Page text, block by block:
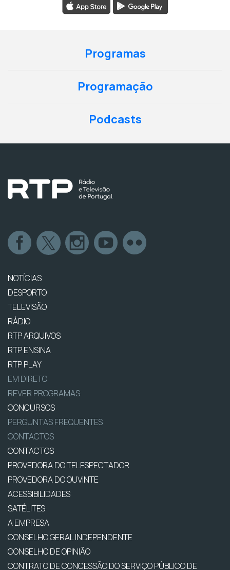
Programas
Programação
Podcasts
NOTÍCIAS
DESPORTO
TELEVISÃO
RÁDIO
RTP ARQUIVOS
RTP ENSINA
RTP PLAY
EM DIRETO
REVER PROGRAMAS
CONCURSOS
PERGUNTAS FREQUENTES
CONTACTOS
CONTACTOS
PROVEDORA DO TELESPECTADOR
PROVEDORA DO OUVINTE
ACESSIBILIDADES
SATÉLITES
A EMPRESA
CONSELHO GERAL INDEPENDENTE
CONSELHO DE OPINIÃO
CONTRATO DE CONCESSÃO DO SERVIÇO PÚBLICO DE